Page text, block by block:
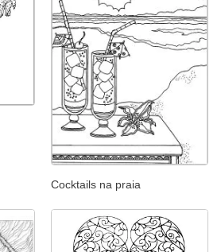
Cocktails na praia